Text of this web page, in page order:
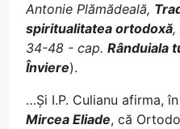
Antonie Plămădeală,
spiritualitatea ortodoxă,
34-48 - cap. Rânduiala
Înviere).
…Și I.P. Culianu afirma,
Mircea Eliade, că